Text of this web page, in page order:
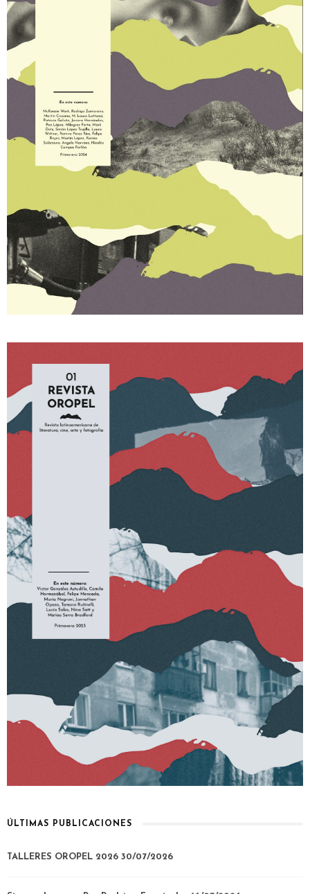
ÚLTIMAS PUBLICACIONES
TALLERES OROPEL 2026 30/07/2026